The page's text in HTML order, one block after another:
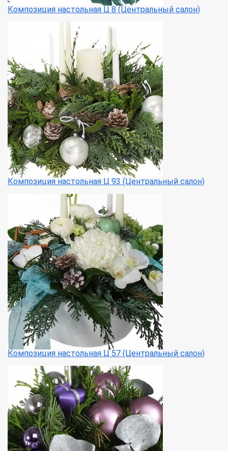
Композиция настольная Ц 8 (Центральный салон)
Композиция настольная Ц 93 (Центральный салон)
Композиция настольная Ц 57 (Центральный салон)